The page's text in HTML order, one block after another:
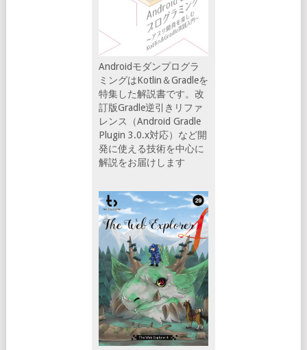
Androidモダンプログラ
ミングはKotlin＆Gradleを
特集した解説書です。改
訂版Gradle逆引きリファ
レンス（Android Gradle
Plugin 3.0.x対応）など開
発に使える技術を中心に
解説をお届けします